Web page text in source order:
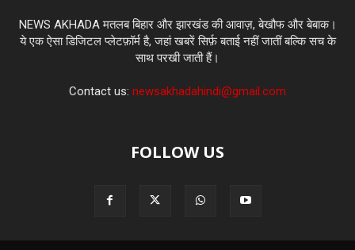
NEWS AKHADA मतलब बिहार और झारखंड की आवाज़, बेखौफ और बेबाक।
ये एक ऐसा डिजिटल प्लेटफ़ॉर्म है, जहां खबरें सिर्फ़ बताई नहीं जातीं बल्कि सच के
साथ परखी जाती हैं।
Contact us: newsakhadahindi@gmail.com
FOLLOW US